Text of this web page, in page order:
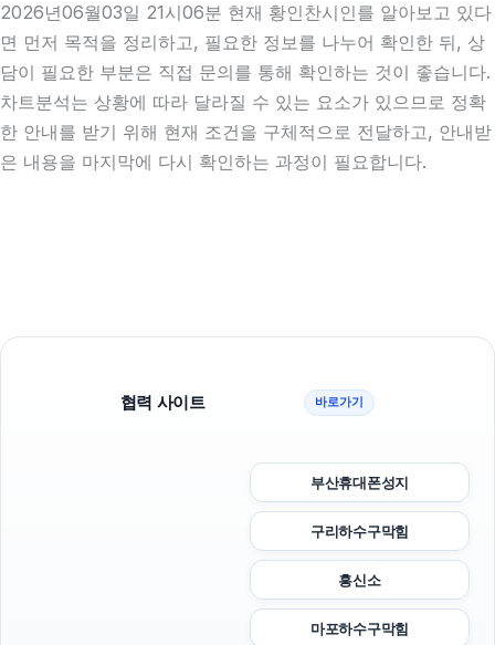
2026년06월03일 21시06분 현재 황인찬시인를 알아보고 있다
면 먼저 목적을 정리하고, 필요한 정보를 나누어 확인한 뒤, 상
담이 필요한 부분은 직접 문의를 통해 확인하는 것이 좋습니다.
차트분석는 상황에 따라 달라질 수 있는 요소가 있으므로 정확
한 안내를 받기 위해 현재 조건을 구체적으로 전달하고, 안내받
은 내용을 마지막에 다시 확인하는 과정이 필요합니다.
협력 사이트 바로가기
부산휴대폰성지
구리하수구막힘
흥신소
마포하수구막힘